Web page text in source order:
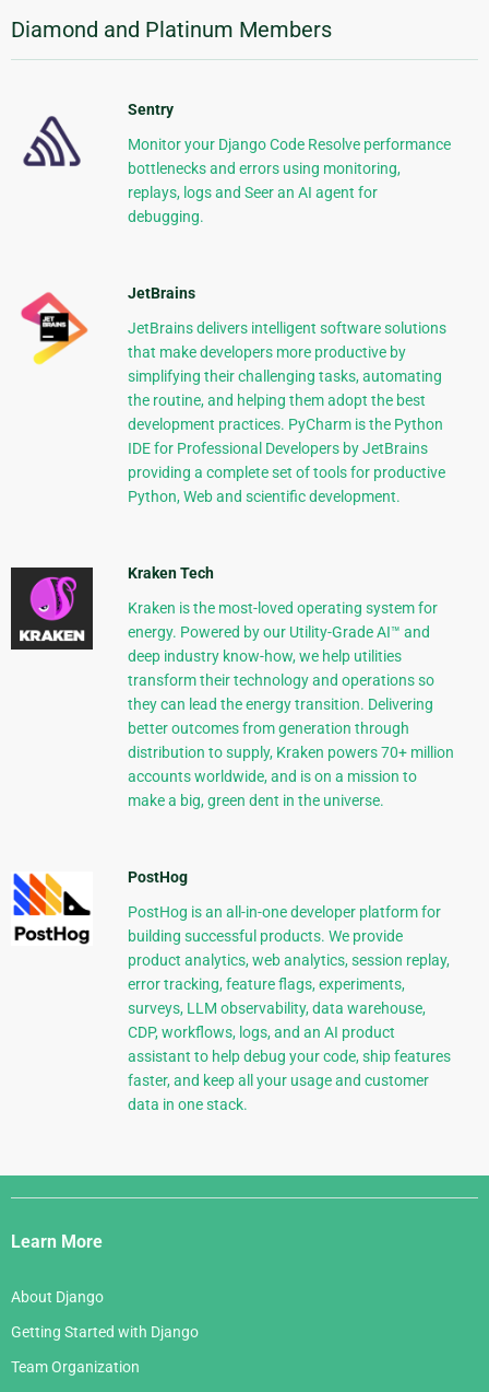
Diamond and Platinum Members
Sentry
Monitor your Django Code Resolve performance
bottlenecks and errors using monitoring,
replays, logs and Seer an AI agent for
debugging.
JetBrains
JetBrains delivers intelligent software solutions
that make developers more productive by
simplifying their challenging tasks, automating
the routine, and helping them adopt the best
development practices. PyCharm is the Python
IDE for Professional Developers by JetBrains
providing a complete set of tools for productive
Python, Web and scientific development.
Kraken Tech
Kraken is the most-loved operating system for
energy. Powered by our Utility-Grade AI™ and
deep industry know-how, we help utilities
transform their technology and operations so
they can lead the energy transition. Delivering
better outcomes from generation through
distribution to supply, Kraken powers 70+ million
accounts worldwide, and is on a mission to
make a big, green dent in the universe.
PostHog
PostHog is an all-in-one developer platform for
building successful products. We provide
product analytics, web analytics, session replay,
error tracking, feature flags, experiments,
surveys, LLM observability, data warehouse,
CDP, workflows, logs, and an AI product
assistant to help debug your code, ship features
faster, and keep all your usage and customer
data in one stack.
Django
Links
Learn More
About Django
Getting Started with Django
Team Organization